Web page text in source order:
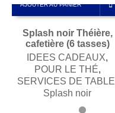
AJOUTER AU PANIER
Splash noir Théière,
cafetière (6 tasses)
IDEES CADEAUX,
POUR LE THÉ,
SERVICES DE TABLE
Splash noir